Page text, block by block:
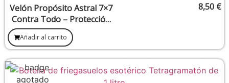
Velón Propósito Astral 7×7
Contra Todo – Protección
integral frente a energías
negativas
8,50 €
Añadir al carrito